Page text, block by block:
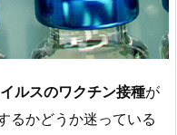
ルスのワクチン接種が
るかどうか迷っている